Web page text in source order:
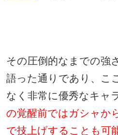
その圧倒的なまでの強
語った通りであり、こ
なく非常に優秀なキャ
の覚醒前ではガシャか
で技上げすることも可